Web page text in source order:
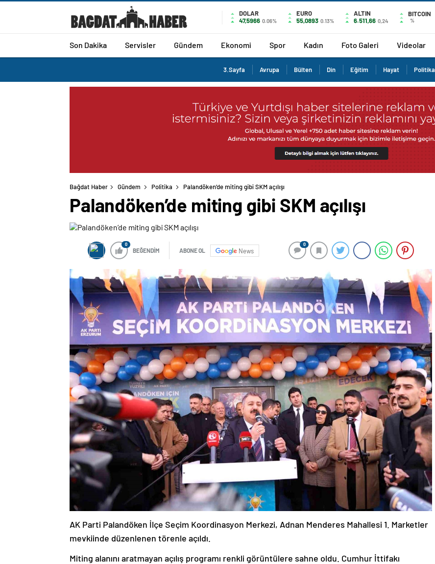
DOLAR
47,5966 0.06%
EURO
55,0893 0.13%
ALTIN
6.511,66 0,24
BITCOIN
%
Son Dakika Servisler Gündem Ekonomi Spor Kadın Foto Galeri Videolar
3.Sayfa Avrupa Bülten Din Eğitim Hayat Politika
Bağdat Haber Gündem Politika Palandöken’de miting gibi SKM açılışı
Palandöken’de miting gibi SKM açılışı
0
BEĞENDİM ABONE OL News
0
AK Parti Palandöken İlçe Seçim Koordinasyon Merkezi, Adnan Menderes Mahallesi 1. Marketler
mevkiinde düzenlenen törenle açıldı.
Miting alanını aratmayan açılış programı renkli görüntülere sahne oldu. Cumhur İttifakı